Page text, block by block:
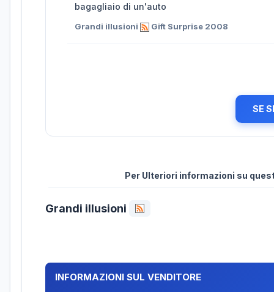
bagagliaio di un'auto
Grandi illusioni Gift Surprise 2008
SE
Per Ulteriori informazioni su
Grandi illusioni
INFORMAZIONI SUL VENDITORE